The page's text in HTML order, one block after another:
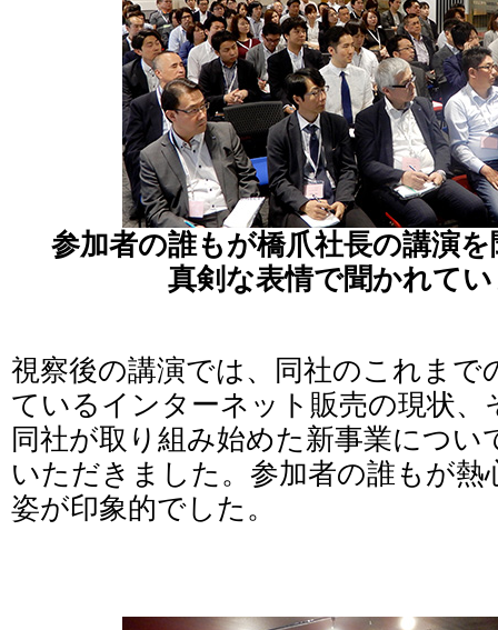
参加者の誰もが橋爪社長の講演
真剣な表情で聞かれて
視察後の講演では、同社のこれまで
ているインターネット販売の現状、
同社が取り組み始めた新事業につい
いただきました。参加者の誰もが熱
姿が印象的でした。